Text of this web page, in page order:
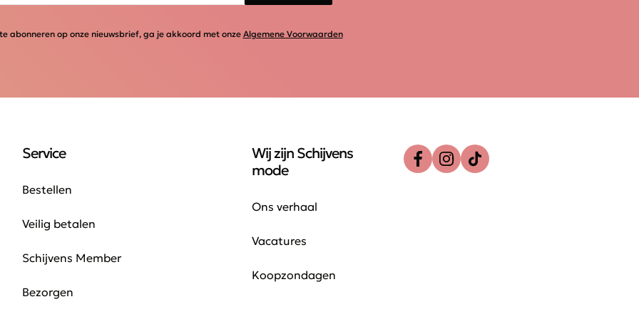
abonneren op onze nieuwsbrief, ga je akkoord met onze Algemene Voorwaarden
Service
Bestellen
Veilig betalen
Schijvens Member
Bezorgen
Wij zijn Schijvens
mode
Ons verhaal
Vacatures
Koopzondagen